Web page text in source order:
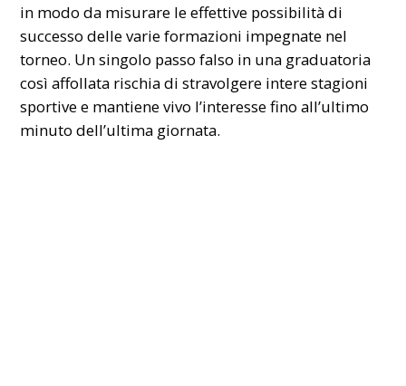
in modo da misurare le effettive possibilità di
successo delle varie formazioni impegnate nel
torneo. Un singolo passo falso in una graduatoria
così affollata rischia di stravolgere intere stagioni
sportive e mantiene vivo l’interesse fino all’ultimo
minuto dell’ultima giornata.